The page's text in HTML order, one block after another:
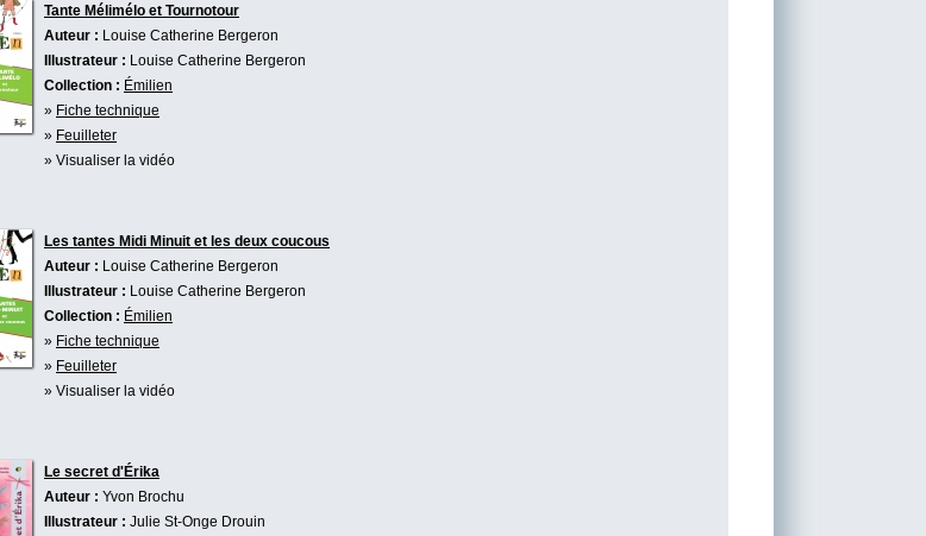
Tante Mélimélo et Tournotour
Auteur : Louise Catherine Bergeron
Illustrateur : Louise Catherine Bergeron
Collection : Émilien
» Fiche technique
» Feuilleter
» Visualiser la vidéo
Les tantes Midi Minuit et les deux coucous
Auteur : Louise Catherine Bergeron
Illustrateur : Louise Catherine Bergeron
Collection : Émilien
» Fiche technique
» Feuilleter
» Visualiser la vidéo
Le secret d'Érika
Auteur : Yvon Brochu
Illustrateur : Julie St-Onge Drouin